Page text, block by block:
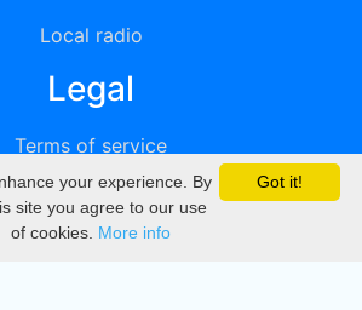
Local radio
Legal
Terms of service
Privacy
DMCA
Got it!
your experience. By
site you agree to our use
of cookies. More info